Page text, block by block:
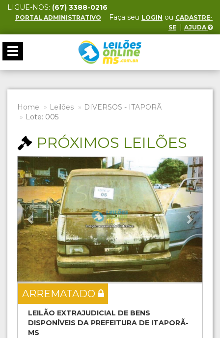
LIGUE-NOS: (67) 3388-0216
PORTAL ADMINISTRATIVO Faça seu LOGIN ou CADASTRE-
SE. | AJUDA
Toggle
navigation
Home Leilões
DIVERSOS - ITAPORÃ
Lote: 005
PRÓXIMOS LEILÕES
Previous Next
ARREMATADO
LEILÃO EXTRAJUDICIAL DE BENS
DISPONÍVEIS DA PREFEITURA DE ITAPORÃ-
MS